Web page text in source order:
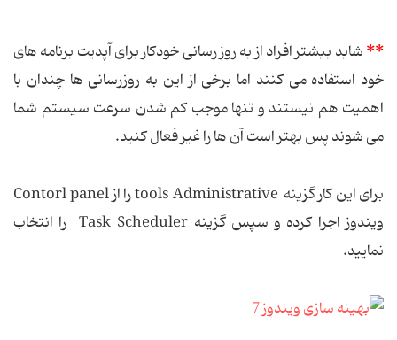
**شاید بیشتر افراد از به روز رسانی خودكار برای آپدیت برنامه های
خود استفاده می كنند اما برخی از این به روزرسانی ها چندان با
اهمیت هم نیستند و تنها موجب كم شدن سرعت سیستم شما
می شوند پس بهتر است آن ها را غیر فعال كنید.
برای این كار گزینه tools Administrative را از Contorl panel
ویندوز اجرا کرده و سپس گزینه Task Scheduler را انتخاب
نمایید.